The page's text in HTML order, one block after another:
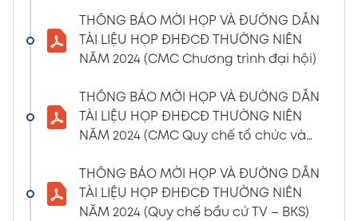
BÁO CÁO TÌNH HÌNH QUẢN TRỊ NĂM 2023
17/01/2024
Nghị quyết HĐQT số 02 về việc CMC thông
qua việc chốt ngày đăng ký cuối cùng để
thực hiện quyền nhận lãi Trái Phiếu
Xem PDF
NGHỊ QUYẾT SỐ 01/2024/NQ-HĐQT VỀ VIỆC
GÓP VỐN THÀNH LẬP CÔNG TY TNHH ĐẦU
THÔNG BÁO MỜI HỌP VÀ ĐƯỜNG DẪN
TÀI LIỆU HỌP ĐHĐCĐ THƯỜNG NIÊN
NĂM 2024 (CMC Chương trình đại hội)
THÔNG BÁO MỜI HỌP VÀ ĐƯỜNG DẪN
TÀI LIỆU HỌP ĐHĐCĐ THƯỜNG NIÊN
NĂM 2024 (CMC Quy chế tổ chức và
THÔNG BÁO MỜI HỌP VÀ ĐƯỜNG DẪN
TÀI LIỆU HỌP ĐHĐCĐ THƯỜNG NIÊN
NĂM 2024 (Quy chế bầu cử TV – BKS)